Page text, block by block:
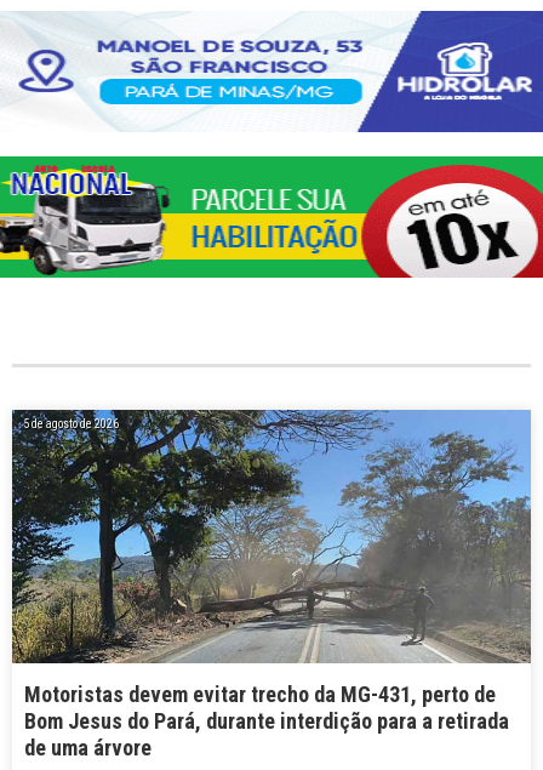
5 de agosto de 2026
Motoristas devem evitar trecho da MG-431, perto de
Bom Jesus do Pará, durante interdição para a retirada
de uma árvore